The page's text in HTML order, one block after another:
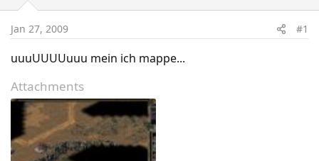
d
t
a
t
e
d
t
e
Jan 27, 2009 #1
uuuUUUUuuu mein ich mappe...
Attachments